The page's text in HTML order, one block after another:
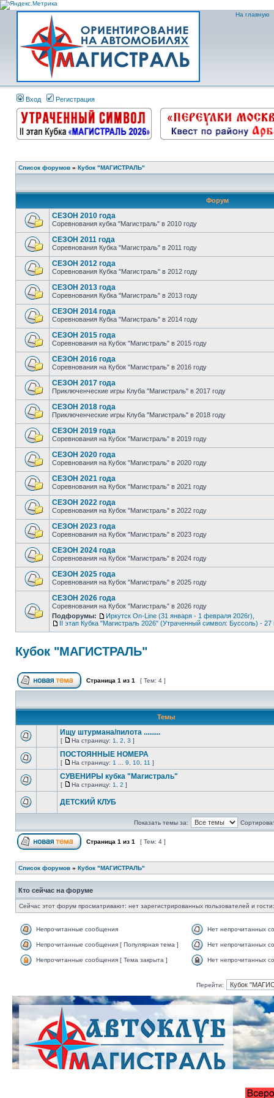
На главную
Вход Регистрация
Список форумов » Кубок "МАГИСТРАЛЬ"
Форум
СЕЗОН 2010 года
Соревнования кубка "Магистраль" в 2010 году
СЕЗОН 2011 года
Соревнования Кубка "Магистраль" в 2011 году
СЕЗОН 2012 года
Соревнования Кубка "Магистраль" в 2012 году
СЕЗОН 2013 года
Соревнования Кубка "Магистраль" в 2013 году
СЕЗОН 2014 года
Соревнования Кубка "Магистраль" в 2014 году
СЕЗОН 2015 года
Соревнования на Кубок "Магистраль" в 2015 году
СЕЗОН 2016 года
Соревнования на Кубок "Магистраль" в 2016 году
СЕЗОН 2017 года
Приключенческие игры Клуба "Магистраль" в 2017 году
СЕЗОН 2018 года
Приключенческие игры Клуба "Магистраль" в 2018 году
СЕЗОН 2019 года
Соревнования на Кубок "Магистраль" в 2019 году
СЕЗОН 2020 года
Соревнования на Кубок "Магистраль" в 2020 году
СЕЗОН 2021 года
Соревнования на Кубок "Магистраль" в 2021 году
СЕЗОН 2022 года
Соревнования на Кубок "Магистраль" в 2022 году
СЕЗОН 2023 года
Соревнования на Кубок "Магистраль" в 2023 году
СЕЗОН 2024 года
Соревнования на Кубок "Магистраль" в 2024 году
СЕЗОН 2025 года
Соревнования на Кубок "Магистраль" в 2025 году
СЕЗОН 2026 года
Соревнования на Кубок "Магистраль" в 2026 году
Подфорумы:
Иркутск On-Line (31 января - 1 февраля 2026г)
II этап Кубка "Магистраль 2026" (Утраченный символ: Буссоль) - 27
Кубок "МАГИСТРАЛЬ"
Страница 1 из 1 [ Тем: 4 ]
Темы
Ищу штурмана/пилота .........
[ На страницу: 1 2 3 ]
ПОСТОЯННЫЕ НОМЕРА
[ На страницу: 1 9 10 11 ]
СУВЕНИРЫ кубка "Магистраль"
[ На страницу: 1 2 ]
ДЕТСКИЙ КЛУБ
Показать темы за:
Страница 1 из 1 [ Тем: 4 ]
Список форумов » Кубок "МАГИСТРАЛЬ"
Кто сейчас на форуме
Сейчас этот форум просматривают: нет зарегистрированных пользователей и
Непрочитанные сообщения Нет непрочитанных
Непрочитанные сообщения [ Популярная тема ] Нет непрочитанных
Непрочитанные сообщения [ Тема закрыта ] Нет непрочитанных
Перейти: